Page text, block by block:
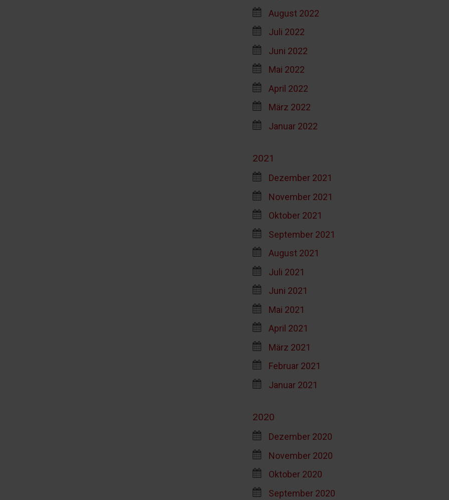
August 2022
Juli 2022
Juni 2022
Mai 2022
April 2022
März 2022
Januar 2022
2021
Dezember 2021
November 2021
Oktober 2021
September 2021
August 2021
Juli 2021
Juni 2021
Mai 2021
April 2021
März 2021
Februar 2021
Januar 2021
2020
Dezember 2020
November 2020
Oktober 2020
September 2020